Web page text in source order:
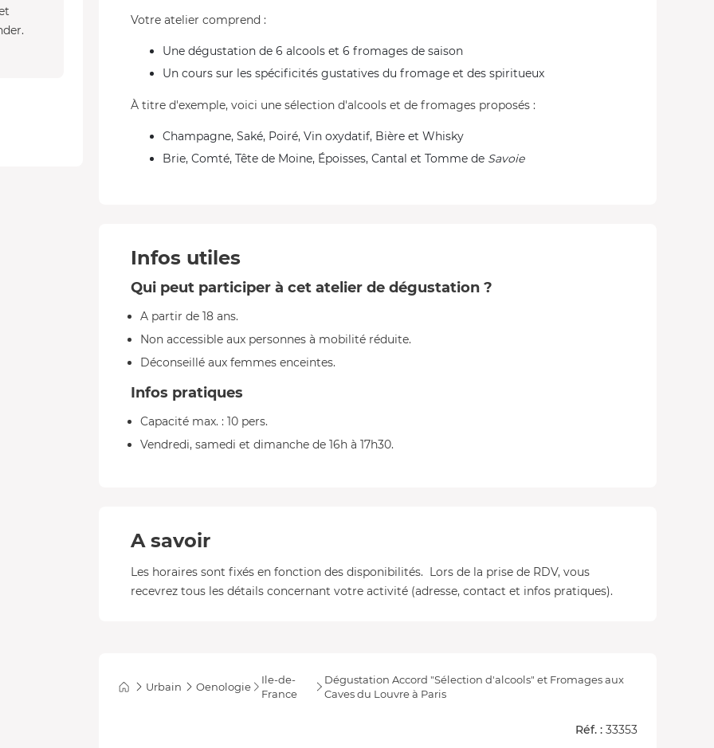
Votre atelier comprend :
Une dégustation de 6 alcools et 6 fromages de saison
Un cours sur les spécificités gustatives du fromage et des spiritueux
À titre d'exemple, voici une sélection d'alcools et de fromages proposés :
Champagne, Saké, Poiré, Vin oxydatif, Bière et Whisky
Brie, Comté, Tête de Moine, Époisses, Cantal et Tomme de Savoie
Infos utiles
Qui peut participer à cet atelier de dégustation ?
A partir de 18 ans.
Non accessible aux personnes à mobilité réduite.
Déconseillé aux femmes enceintes.
Infos pratiques
Capacité max. : 10 pers.
Vendredi, samedi et dimanche de 16h à 17h30.
A savoir
Les horaires sont fixés en fonction des disponibilités. Lors de la prise de RDV, vous
recevrez tous les détails concernant votre activité (adresse, contact et infos pratiques).
Urbain Oenologie
Ile-de-
France
Dégustation Accord "Sélection d'alcools" et Fromages aux
Caves du Louvre à Paris
Réf. : 33353